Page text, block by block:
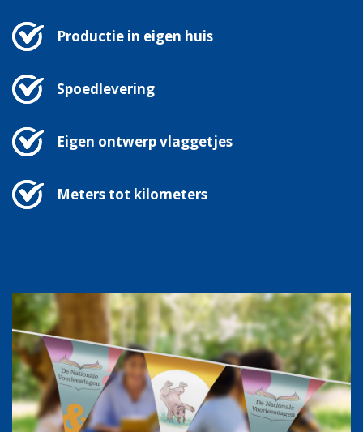
Productie in eigen huis
Spoedlevering
Eigen ontwerp vlaggetjes
Meters tot kilometers